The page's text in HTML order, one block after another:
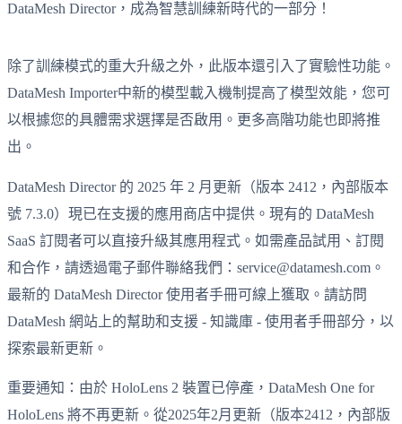
DataMesh Director，成為智慧訓練新時代的一部分！
除了訓練模式的重大升級之外，此版本還引入了實驗性功能。
DataMesh Importer中新的模型載入機制提高了模型效能，您可
以根據您的具體需求選擇是否啟用。更多高階功能也即將推
出。
DataMesh Director 的 2025 年 2 月更新（版本 2412，內部版本
號 7.3.0）現已在支援的應用商店中提供。現有的 DataMesh
SaaS 訂閱者可以直接升級其應用程式。如需產品試用、訂閱
和合作，請透過電子郵件聯絡我們：service@datamesh.com。
最新的 DataMesh Director 使用者手冊可線上獲取。請訪問
DataMesh 網站上的幫助和支援 - 知識庫 - 使用者手冊部分，以
探索最新更新。
重要通知：由於 HoloLens 2 裝置已停產，DataMesh One for
HoloLens 將不再更新。從2025年2月更新（版本2412，內部版